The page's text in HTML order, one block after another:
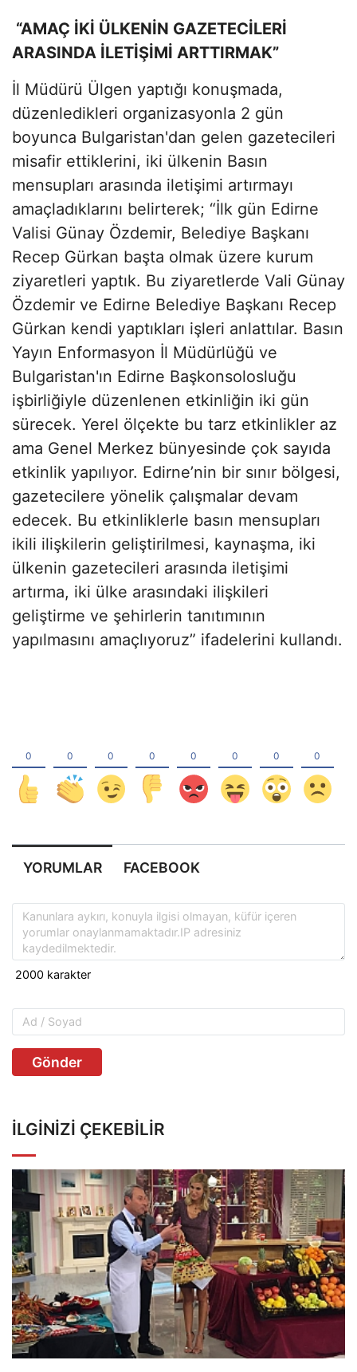
“AMAÇ İKİ ÜLKENİN GAZETECİLERİ
ARASINDA İLETİŞİMİ ARTTIRMAK”
İl Müdürü Ülgen yaptığı konuşmada,
düzenledikleri organizasyonla 2 gün
boyunca Bulgaristan'dan gelen gazetecileri
misafir ettiklerini, iki ülkenin Basın
mensupları arasında iletişimi artırmayı
amaçladıklarını belirterek; “İlk gün Edirne
Valisi Günay Özdemir, Belediye Başkanı
Recep Gürkan başta olmak üzere kurum
ziyaretleri yaptık. Bu ziyaretlerde Vali Günay
Özdemir ve Edirne Belediye Başkanı Recep
Gürkan kendi yaptıkları işleri anlattılar. Basın
Yayın Enformasyon İl Müdürlüğü ve
Bulgaristan'ın Edirne Başkonsolosluğu
işbirliğiyle düzenlenen etkinliğin iki gün
sürecek. Yerel ölçekte bu tarz etkinlikler az
ama Genel Merkez bünyesinde çok sayıda
etkinlik yapılıyor. Edirne’nin bir sınır bölgesi,
gazetecilere yönelik çalışmalar devam
edecek. Bu etkinliklerle basın mensupları
ikili ilişkilerin geliştirilmesi, kaynaşma, iki
ülkenin gazetecileri arasında iletişimi
artırma, iki ülke arasındaki ilişkileri
geliştirme ve şehirlerin tanıtımının
yapılmasını amaçlıyoruz” ifadelerini kullandı.
YORUMLAR FACEBOOK
Gönder
İLGINIZI ÇEKEBILIR